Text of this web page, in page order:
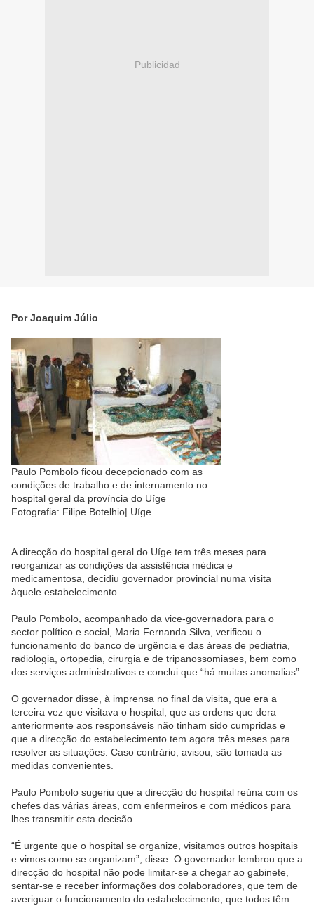
Publicidad
Por Joaquim Júlio
Paulo Pombolo ficou decepcionado com as
condições de trabalho e de internamento no
hospital geral da província do Uíge
Fotografia: Filipe Botelhio| Uíge
A direcção do hospital geral do Uíge tem três meses para
reorganizar as condições da as­sistência médica e
medicamentosa, decidiu governador provincial numa visita
àquele estabelecimento.
Paulo Pombolo, acompanhado da vice-governadora para o
sector político e social, Maria Fernanda Silva, verificou o
funcionamento do banco de urgência e das áreas de pediatria,
radiologia, ortopedia, cirurgia e de tripanossomiases, bem como
dos serviços administrativos e conclui que “há muitas anomalias”.
O governador disse, à imprensa no final da visita, que era a
terceira vez que visitava o hospital, que as ordens que dera
anteriormente aos responsáveis não tinham sido cumpridas e
que a direcção do estabelecimento tem agora três meses para
resolver as situações. Caso contrário, avisou, são tomada as
medidas convenientes.
Paulo Pombolo sugeriu que a direcção do hospital reúna com os
chefes das várias áreas, com enfermeiros e com médicos para
lhes transmitir esta decisão.
“É urgente que o hospital se organize, visitamos outros hospitais
e vimos como se organizam”, disse. O governador lembrou que a
direcção do hospital não pode limitar-se a chegar ao gabinete,
sentar-se e receber informações dos colaboradores, que tem de
averiguar o funcionamento do estabelecimento, que todos têm